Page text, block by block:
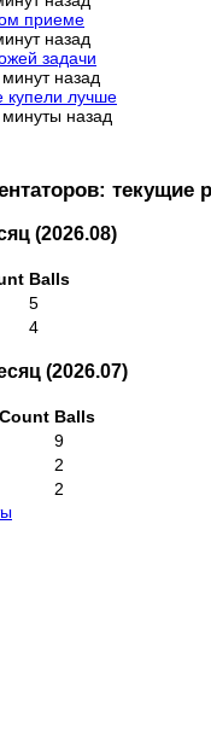
приеме
назад
задачи
назад
купели лучше
назад
текущие
(2026.08)
Balls
5
4
(2026.07)
Balls
9
2
2